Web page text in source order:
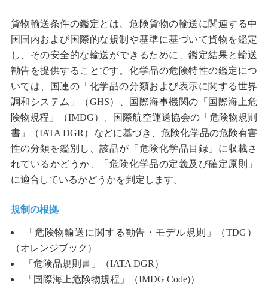
貨物輸送条件の鑑定とは、危険貨物の輸送に関連する中
国国内および国際的な規制や基準に基づいて貨物を鑑定
し、その安全的な輸送ができるために、鑑定結果と輸送
勧告を提供することです。化学品の危険特性の鑑定につ
いては、国連の「化学品の分類および表示に関する世界
調和システム」（GHS）、国際海事機関の「国際海上危
険物規程」（IMDG）、国際航空運送協会の「危険物規則
書」（IATA DGR）などに基づき、危険化学品の危険有害
性の分類を鑑別し、該品が「危険化学品目録」に収載さ
れているかどうか、「危険化学品の定義及び確定原則」
に適合しているかどうかを判定します。
規制の根拠
「危険物輸送に関する勧告・モデル規則」（TDG ）
（オレンジブック）
「危険品規則書」（IATA DGR ）
「国際海上危険物規程」（IMDG Code)）